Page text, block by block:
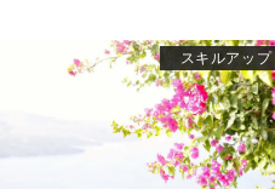
スキルアップ